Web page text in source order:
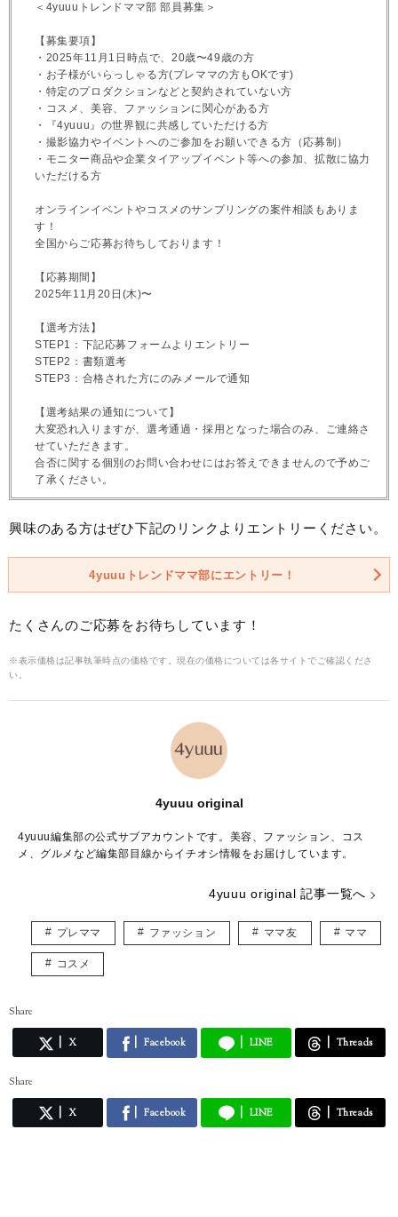
＜4yuuuトレンドママ部 部員募集＞
【募集要項】
・2025年11月1日時点で、20歳〜49歳の方
・お子様がいらっしゃる方(プレママの方もOKです)
・特定のプロダクションなどと契約されていない方
・コスメ、美容、ファッションに関心がある方
・『4yuuu』の世界観に共感していただける方
・撮影協力やイベントへのご参加をお願いできる方（応募制）
・モニター商品や企業タイアップイベント等への参加、拡散に協力
いただける方
オンラインイベントやコスメのサンプリングの案件相談もありま
す！
全国からご応募お待ちしております！
【応募期間】
2025年11月20日(木)〜
【選考方法】
STEP1：下記応募フォームよりエントリー
STEP2：書類選考
STEP3：合格された方にのみメールで通知
【選考結果の通知について】
大変恐れ入りますが、選考通過・採用となった場合のみ、ご連絡さ
せていただきます。
合否に関する個別のお問い合わせにはお答えできませんので予めご
了承ください。
興味のある方はぜひ下記のリンクよりエントリーください。
4yuuuトレンドママ部にエントリー！
たくさんのご応募をお待ちしています！
※表示価格は記事執筆時点の価格です。現在の価格については各サイトでご確認くださ
い。
4yuuu original
4yuuu編集部の公式サブアカウントです。美容、ファッション、コス
メ、グルメなど編集部目線からイチオシ情報をお届けしています。
4yuuu original 記事一覧へ
プレママ ファッション ママ友 ママ
コスメ
Share
X Facebook LINE Threads
Share
X Facebook LINE Threads